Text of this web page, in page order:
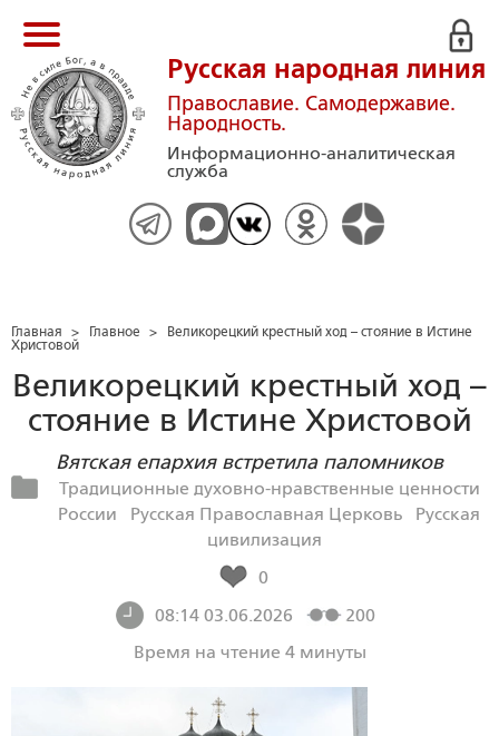
Русская народная линия
Православие. Самодержавие.
Народность.
Информационно-аналитическая
служба
Главная > Главное >
Великорецкий крестный ход – стояние в Истине
Христовой
Великорецкий крестный ход –
стояние в Истине Христовой
Вятская епархия встретила паломников
Традиционные духовно-нравственные ценности
России
Русская Православная Церковь
Русская
цивилизация
0
08:14 03.06.2026
200
Время на чтение 4 минуты